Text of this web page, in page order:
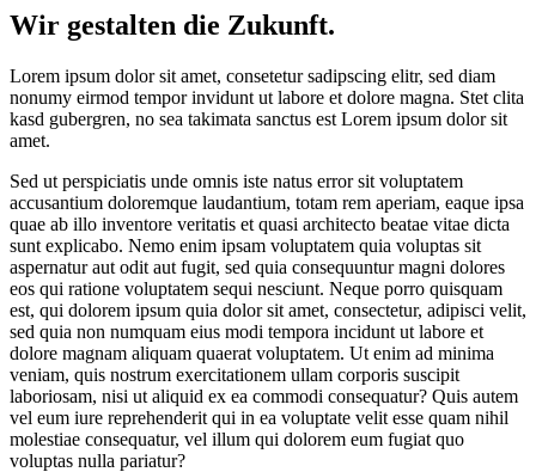
Wir gestalten die Zukunft.
Lorem ipsum dolor sit amet, consetetur sadipscing elitr, sed diam
nonumy eirmod tempor invidunt ut labore et dolore magna. Stet clita
kasd gubergren, no sea takimata sanctus est Lorem ipsum dolor sit
amet.
Sed ut perspiciatis unde omnis iste natus error sit voluptatem
accusantium doloremque laudantium, totam rem aperiam, eaque ipsa
quae ab illo inventore veritatis et quasi architecto beatae vitae dicta
sunt explicabo. Nemo enim ipsam voluptatem quia voluptas sit
aspernatur aut odit aut fugit, sed quia consequuntur magni dolores
eos qui ratione voluptatem sequi nesciunt. Neque porro quisquam
est, qui dolorem ipsum quia dolor sit amet, consectetur, adipisci velit,
sed quia non numquam eius modi tempora incidunt ut labore et
dolore magnam aliquam quaerat voluptatem. Ut enim ad minima
veniam, quis nostrum exercitationem ullam corporis suscipit
laboriosam, nisi ut aliquid ex ea commodi consequatur? Quis autem
vel eum iure reprehenderit qui in ea voluptate velit esse quam nihil
molestiae consequatur, vel illum qui dolorem eum fugiat quo
voluptas nulla pariatur?